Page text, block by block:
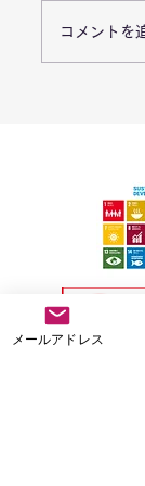
7/26「
豪雨災
コメントを
メールアドレス